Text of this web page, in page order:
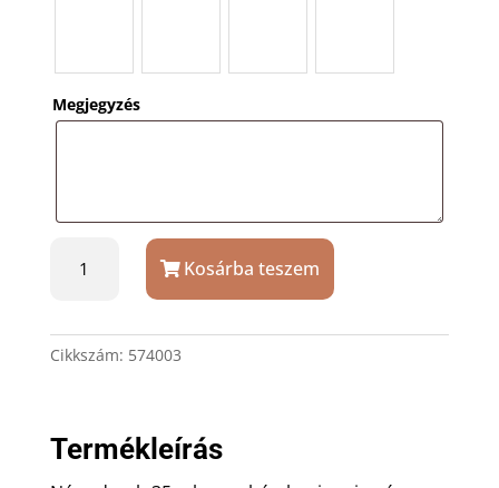
Megjegyzés
szett
Kosárba teszem
Cikkszám: 574003
Termékleírás